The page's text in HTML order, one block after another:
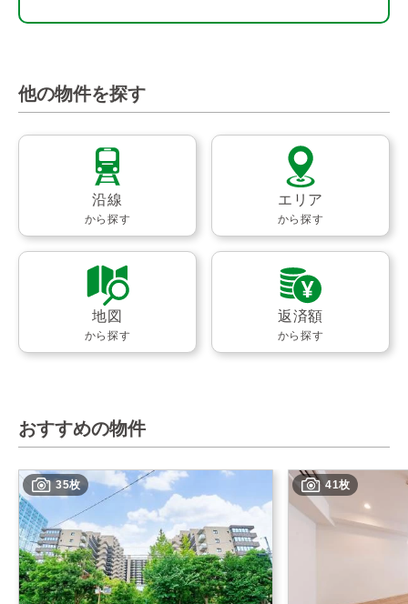
他の物件を探す
沿線
から探す
エリア
から探す
地図
から探す
返済額
から探す
おすすめの物件
35枚 41枚